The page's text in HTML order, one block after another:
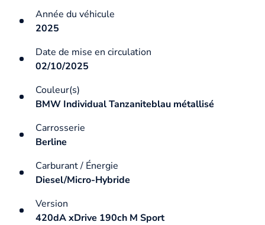
Année du véhicule
2025
Date de mise en circulation
02/10/2025
Couleur(s)
BMW Individual Tanzaniteblau métallisé
Carrosserie
Berline
Carburant / Énergie
Diesel/Micro-Hybride
Version
420dA xDrive 190ch M Sport